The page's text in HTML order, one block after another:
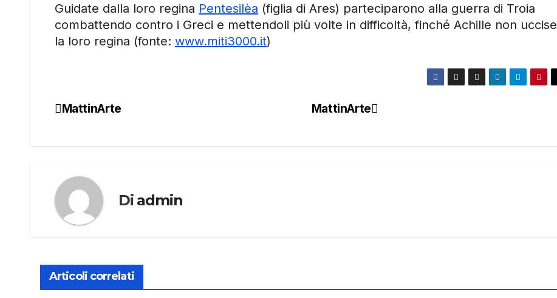
Guidate dalla loro regina Pentesilèa (figlia di Ares) parteciparono alla guerra di Troia
combattendo contro i Greci e mettendoli più volte in difficoltà, finché Achille non uccise
la loro regina (fonte: www.miti3000.it)
Navigazione
MattinArte
MattinArte
Di admin
Articoli correlati